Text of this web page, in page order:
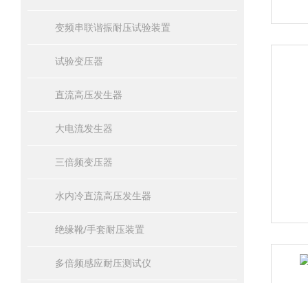
变频串联谐振耐压试验装置
试验变压器
直流高压发生器
大电流发生器
三倍频变压器
水内冷直流高压发生器
绝缘靴/手套耐压装置
多倍频感应耐压测试仪